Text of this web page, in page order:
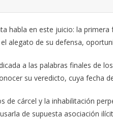
habla en este juicio: la
alegato de su defensa,
a las palabras finales de
su veredicto, cuya fecha
de cárcel y la inhabilitación
de supuesta asociación